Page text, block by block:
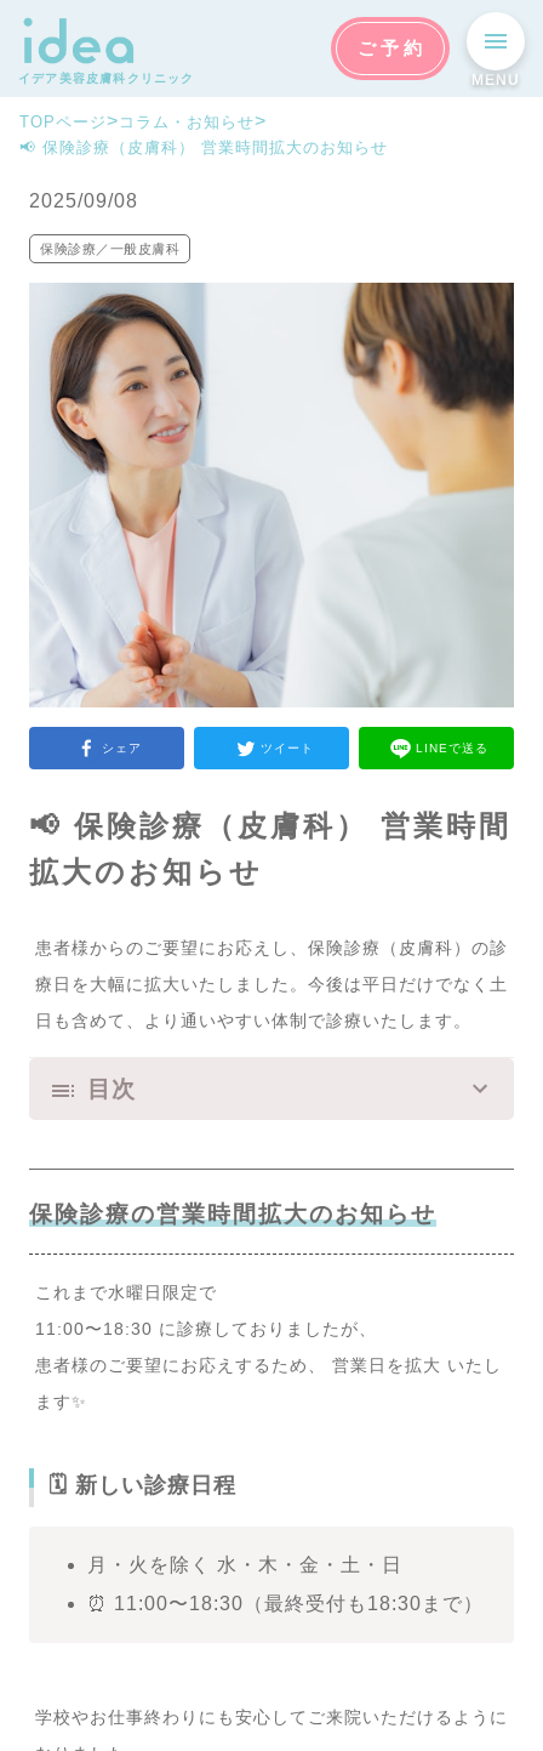
イデア美容皮膚科クリニック
ご予約
MENU
TOPページ> コラム・お知らせ>
📢 保険診療（皮膚科） 営業時間拡大のお知らせ
2025/09/08
保険診療／一般皮膚科
シェア ツイート LINEで送る
📢 保険診療（皮膚科） 営業時間
拡大のお知らせ
患者様からのご要望にお応えし、保険診療（皮膚科）の診
療日を大幅に拡大いたしました。今後は平日だけでなく土
日も含めて、より通いやすい体制で診療いたします。
目次
保険診療の営業時間拡大のお知らせ
これまで水曜日限定で
11:00〜18:30 に診療しておりましたが、
患者様のご要望にお応えするため、 営業日を拡大 いたし
ます✨
🗓 新しい診療日程
月・火を除く 水・木・金・土・日
⏰ 11:00〜18:30（最終受付も18:30まで）
学校やお仕事終わりにも安心してご来院いただけるように